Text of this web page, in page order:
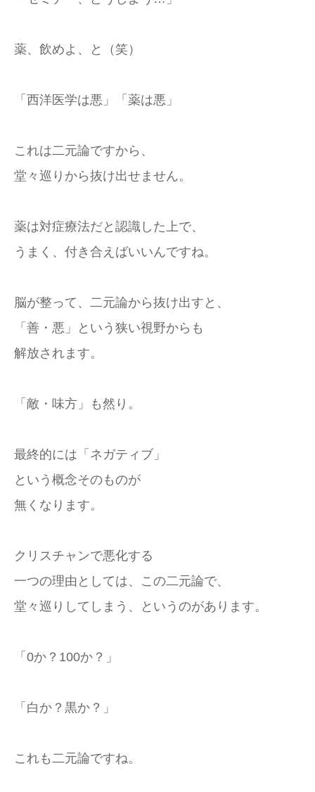
薬、飲めよ、と（笑）
「西洋医学は悪」「薬は悪」
これは二元論ですから、
堂々巡りから抜け出せません。
薬は対症療法だと認識した上で、
うまく、付き合えばいいんですね。
脳が整って、二元論から抜け出すと、
「善・悪」という狭い視野からも
解放されます。
「敵・味方」も然り。
最終的には「ネガティブ」
という概念そのものが
無くなります。
クリスチャンで悪化する
一つの理由としては、この二元論で、
堂々巡りしてしまう、というのがあります。
「0か？100か？」
「白か？黒か？」
これも二元論ですね。